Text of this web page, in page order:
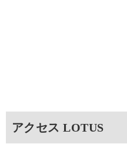
アクセス LOTUS